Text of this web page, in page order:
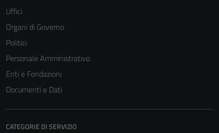
Uffici
Organi di Governo
Politici
Personale Amministrativo
Enti e Fondazioni
Documenti e Dati
CATEGORIE DI SERVIZIO